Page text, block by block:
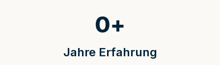
Jahre Erfahrung
0+